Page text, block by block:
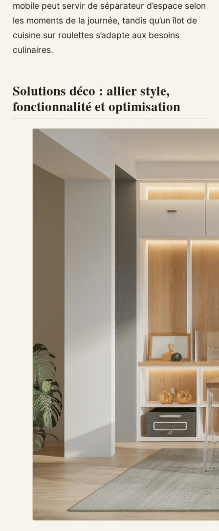
mobile peut servir de séparateur d’espace selon
les moments de la journée, tandis qu’un îlot de
cuisine sur roulettes s’adapte aux besoins
culinaires.
Solutions déco : allier style,
fonctionnalité et optimisation